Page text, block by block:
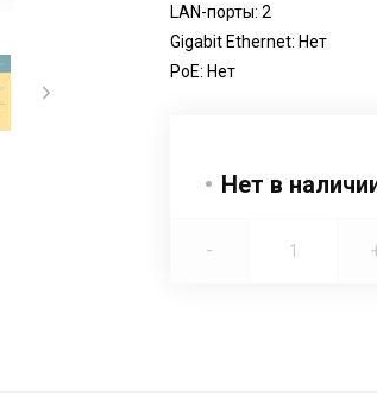
LAN-порты: 2
Gigabit Ethernet: Нет
PoE: Нет
Нет в
-